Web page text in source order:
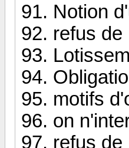
Notion
refus de
motifs
on
refus de